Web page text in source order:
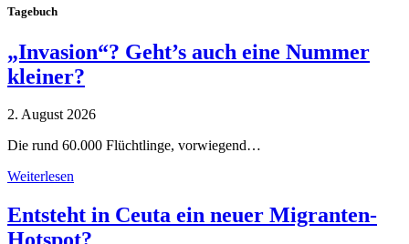
Tagebuch
„Invasion“? Geht’s auch eine Nummer
kleiner?
2. August 2026
Die rund 60.000 Flüchtlinge, vorwiegend…
Weiterlesen
Entsteht in Ceuta ein neuer Migranten-